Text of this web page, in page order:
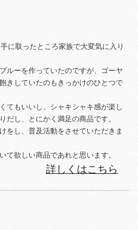
に取ったところ家族で大変気に入り
ルーを作っていたのですが、ゴーヤ
きしていたのもきっかけのひとつで
てもいいし、シャキシャキ感が楽し
だし、とにかく満足の商品です。
をし、普及活動をさせていただきま
て欲しい商品であれと思います。
詳しくはこちら